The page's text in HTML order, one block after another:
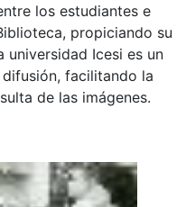
los estudiantes e
propiciando su
universidad Icesi es un
facilitando la
de las imágenes.